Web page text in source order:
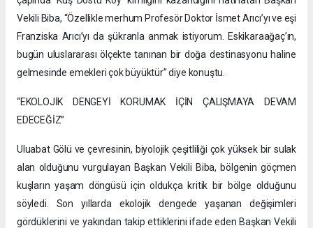
Vekili Biba, “Özellikle merhum Profesör Doktor İsmet Arıcı’yı ve eşi
Franziska Arıcı’yı da şükranla anmak istiyorum. Eskikaraağaç’ın,
bugün uluslararası ölçekte tanınan bir doğa destinasyonu haline
gelmesinde emekleri çok büyüktür” diye konuştu.
“EKOLOJİK DENGEYİ KORUMAK İÇİN ÇALIŞMAYA DEVAM
EDECEĞİZ”
Uluabat Gölü ve çevresinin, biyolojik çeşitliliği çok yüksek bir sulak
alan olduğunu vurgulayan Başkan Vekili Biba, bölgenin göçmen
kuşların yaşam döngüsü için oldukça kritik bir bölge olduğunu
söyledi. Son yıllarda ekolojik dengede yaşanan değişimleri
gördüklerini ve yakından takip ettiklerini ifade eden Başkan Vekili